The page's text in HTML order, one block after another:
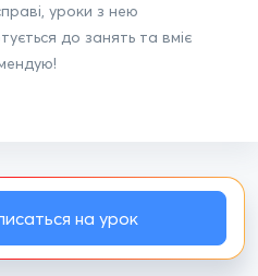
уроки з нею
до занять та вміє
на урок